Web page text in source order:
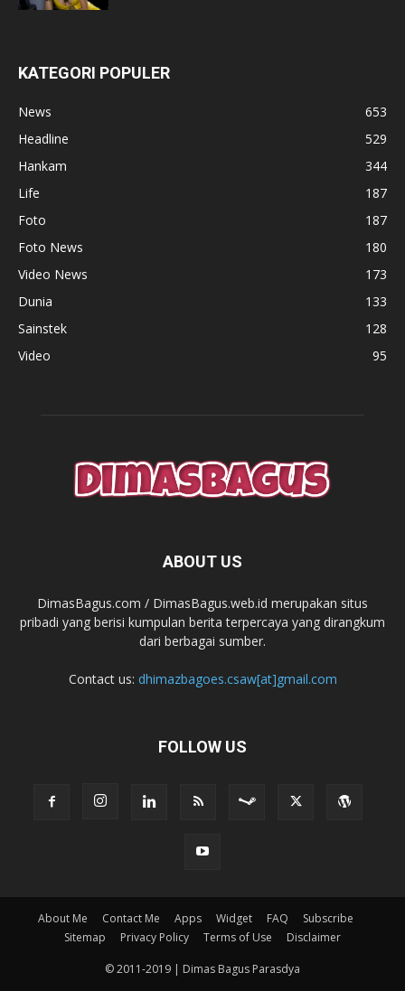
KATEGORI POPULER
News
653
Headline
529
Hankam
344
Life
187
Foto
187
Foto News
180
Video News
173
Dunia
133
Sainstek
128
Video
95
ABOUT US
DimasBagus.com / DimasBagus.web.id merupakan situs
pribadi yang berisi kumpulan berita terpercaya yang dirangkum
dari berbagai sumber.
Contact us: dhimazbagoes.csaw[at]gmail.com
FOLLOW US
About Me Contact Me Apps Widget FAQ
Subscribe
Sitemap
Privacy Policy Terms of Use Disclaimer
© 2011-2019 | Dimas Bagus Parasdya